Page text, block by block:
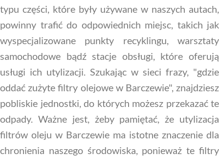
typu części, które były używane w naszych autach,
powinny trafić do odpowiednich miejsc, takich jak
wyspecjalizowane punkty recyklingu, warsztaty
samochodowe bądź stacje obsługi, które oferują
usługi ich utylizacji. Szukając w sieci frazy, "gdzie
oddać zużyte filtry olejowe w Barczewie", znajdziesz
pobliskie jednostki, do których możesz przekazać te
odpady. Ważne jest, żeby pamiętać, że utylizacja
filtrów oleju w Barczewie ma istotne znaczenie dla
chronienia naszego środowiska, ponieważ te filtry